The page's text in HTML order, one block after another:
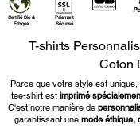
Certifié Bio &
Ethique
Paiement
Sécurisé
T-shirts
Coton
Parce que votre style est unique,
tee-shirt est imprimé
C'est notre manière de
garantissant une mode éthique,